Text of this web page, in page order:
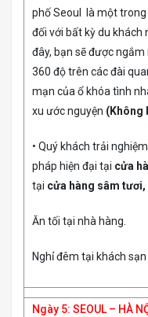
phố Seoul là một trong
đối với bất kỳ du khách
đây, bạn sẽ được
360 độ trên các đài
mạn của ổ khóa tình
xu ước nguyện (Không
• Quý khách trải
pháp hiện đại tại cửa
tại cửa hàng sâm
Ăn tối tại nhà hàng.
Nghỉ đêm tại khách sạn
Ngày 5: SEOUL – HÀ